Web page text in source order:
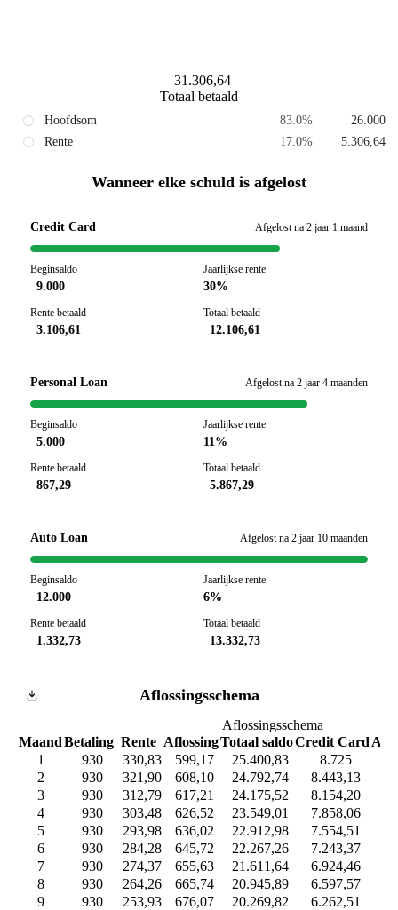
31.306,64
Totaal betaald
Hoofdsom 83.0%
26.000
Rente
17.0% 5.306,64
Wanneer elke schuld is afgelost
Credit Card Afgelost na 2 jaar 1 maand
Beginsaldo
9.000
Jaarlijkse rente
30%
Rente betaald
3.106,61
Totaal betaald
12.106,61
Personal Loan Afgelost na 2 jaar 4 maanden
Beginsaldo
5.000
Jaarlijkse rente
11%
Rente betaald
867,29
Totaal betaald
5.867,29
Auto Loan Afgelost na 2 jaar 10 maanden
Beginsaldo
12.000
Jaarlijkse rente
6%
Rente betaald
1.332,73
Totaal betaald
13.332,73
Aflossingsschema
Aflossingsschema
MaandBetaling Rente AflossingTotaal saldoCredit Card
1
930 330,83 599,17 25.400,83 8.725
2
930 321,90 608,10 24.792,74 8.443,13
3
930 312,79 617,21 24.175,52 8.154,20
4
930 303,48 626,52 23.549,01 7.858,06
5
930 293,98 636,02 22.912,98 7.554,51
6
930 284,28 645,72 22.267,26 7.243,37
7
930 274,37 655,63 21.611,64 6.924,46
8
930 264,26 665,74 20.945,89 6.597,57
9
930 253,93 676,07 20.269,82 6.262,51